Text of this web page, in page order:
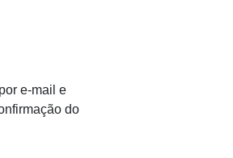
e-mail e
do